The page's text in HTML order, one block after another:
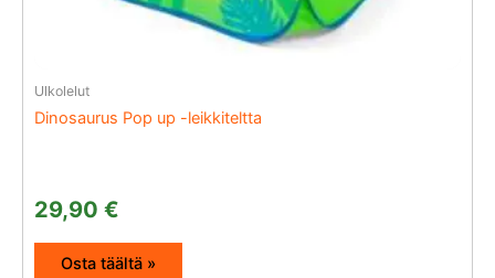
Ulkolelut
Dinosaurus Pop up -leikkiteltta
29,90 €
Osta täältä »